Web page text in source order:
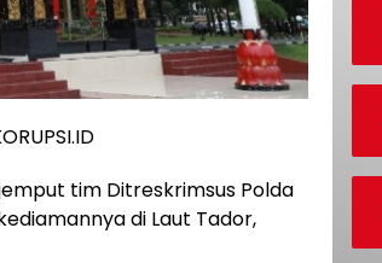
tim Ditreskrimsus Polda
di Laut Tador,